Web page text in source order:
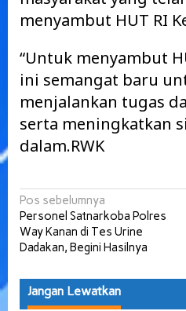
menyambut HUT RI
“Untuk menyambut
ini semangat baru
menjalankan tugas
serta meningkatkan
dalam.RWK
Navigasi
pos
Pos sebelumnya
Personel Satnarkoba Polres
Way Kanan di Tes Urine
Dadakan, Begini Hasilnya
Jangan Lewatkan